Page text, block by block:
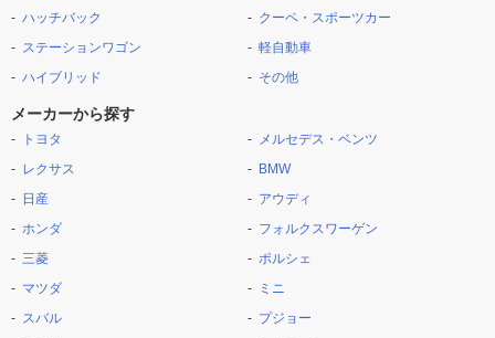
ハッチバック
ステーションワゴン
ハイブリッド
クーペ・スポーツカー
軽自動車
その他
メーカーから探す
トヨタ
レクサス
日産
ホンダ
三菱
マツダ
スバル
メルセデス・ベンツ
BMW
アウディ
フォルクスワーゲン
ポルシェ
ミニ
プジョー